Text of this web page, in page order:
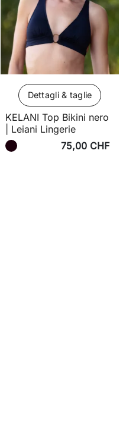
Dettagli & taglie
KELANI Top Bikini nero
| Leiani Lingerie
75,00 CHF